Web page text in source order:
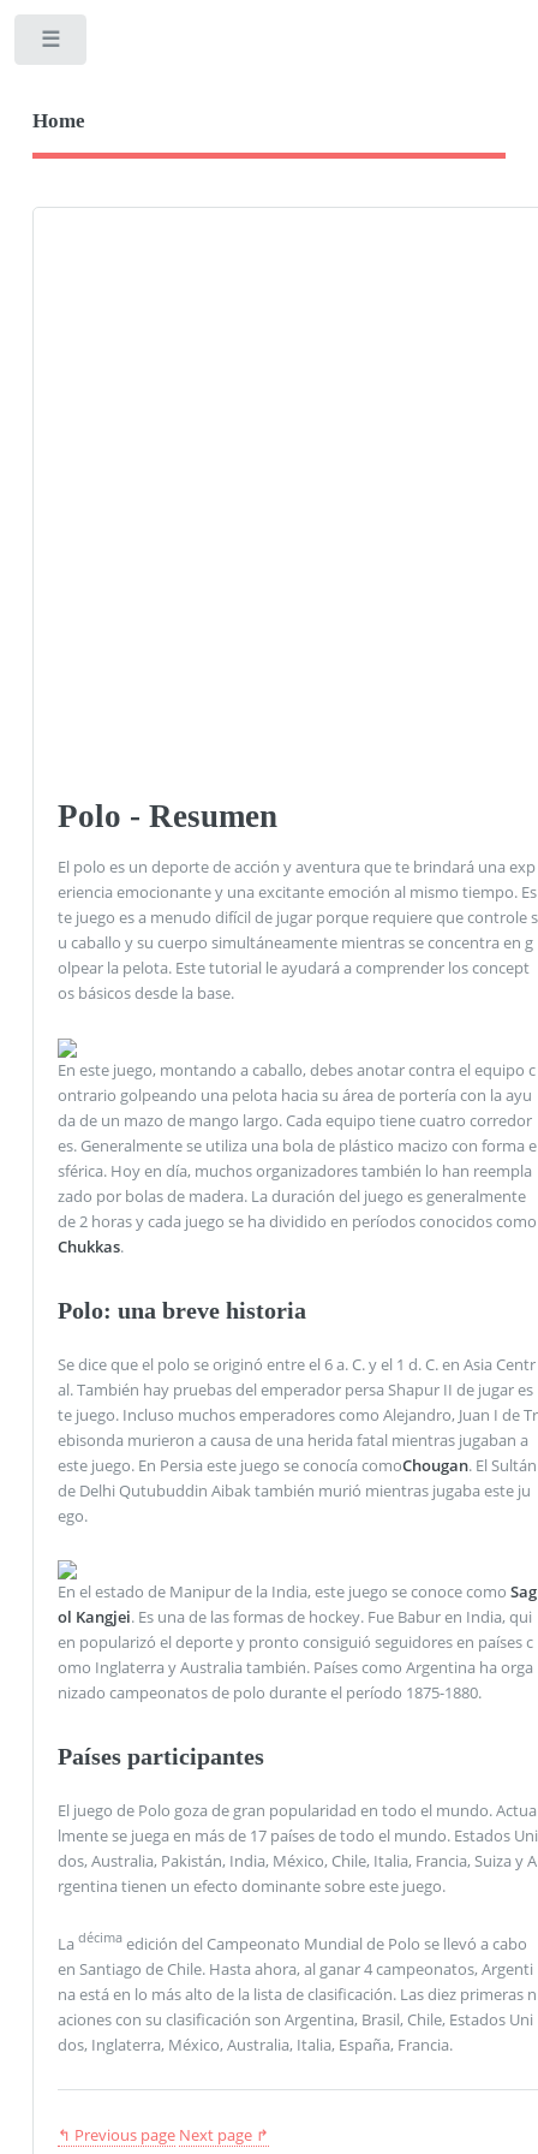
Home
Polo - Resumen
El polo es un deporte de acción y aventura que te brindará una exp
eriencia emocionante y una excitante emoción al mismo tiempo. Es
te juego es a menudo difícil de jugar porque requiere que controle s
u caballo y su cuerpo simultáneamente mientras se concentra en g
olpear la pelota. Este tutorial le ayudará a comprender los concept
os básicos desde la base.
En este juego, montando a caballo, debes anotar contra el equipo c
ontrario golpeando una pelota hacia su área de portería con la ayu
da de un mazo de mango largo. Cada equipo tiene cuatro corredor
es. Generalmente se utiliza una bola de plástico macizo con forma e
sférica. Hoy en día, muchos organizadores también lo han reempla
zado por bolas de madera. La duración del juego es generalmente
de 2 horas y cada juego se ha dividido en períodos conocidos como
Chukkas.
Polo: una breve historia
Se dice que el polo se originó entre el 6 a. C. y el 1 d. C. en Asia Centr
al. También hay pruebas del emperador persa Shapur II de jugar es
te juego. Incluso muchos emperadores como Alejandro, Juan I de Tr
ebisonda murieron a causa de una herida fatal mientras jugaban a
este juego. En Persia este juego se conocía comoChougan. El Sultán
de Delhi Qutubuddin Aibak también murió mientras jugaba este ju
ego.
En el estado de Manipur de la India, este juego se conoce como Sag
ol Kangjei. Es una de las formas de hockey. Fue Babur en India, qui
en popularizó el deporte y pronto consiguió seguidores en países c
omo Inglaterra y Australia también. Países como Argentina ha orga
nizado campeonatos de polo durante el período 1875-1880.
Países participantes
El juego de Polo goza de gran popularidad en todo el mundo. Actua
lmente se juega en más de 17 países de todo el mundo. Estados Uni
dos, Australia, Pakistán, India, México, Chile, Italia, Francia, Suiza y A
rgentina tienen un efecto dominante sobre este juego.
La décimaedición del Campeonato Mundial de Polo se llevó a cabo
en Santiago de Chile. Hasta ahora, al ganar 4 campeonatos, Argenti
na está en lo más alto de la lista de clasificación. Las diez primeras n
aciones con su clasificación son Argentina, Brasil, Chile, Estados Uni
dos, Inglaterra, México, Australia, Italia, España, Francia.
↰ Previous page Next page ↱